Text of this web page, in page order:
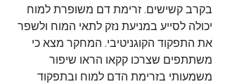
בקרב קשישים. זרימת דם משופרת למוח
יכולה לסייע במניעת נזק לתאי המוח ולשפר
את התפקוד הקוגניטיבי. המחקר מצא כי
משתתפים שצרכו קקאו הראו שיפור
משמעותי בזרימת הדם למוח ובתפקוד